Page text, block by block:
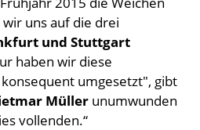
uns auf die drei
und Stuttgart
haben wir diese
umgesetzt", gibt
Müller unumwunden
vollenden.“